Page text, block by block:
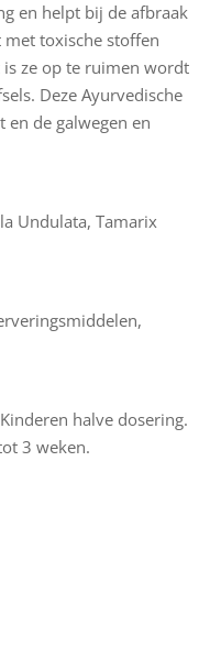
en helpt bij de afbraak
toxische stoffen
is ze op te ruimen wordt
Deze Ayurvedische
de galwegen en
Undulata, Tamarix
halve dosering.
3 weken.